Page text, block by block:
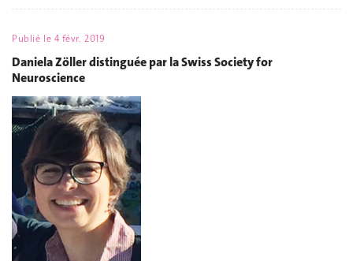
Publié le 4 févr. 2019
Daniela Zöller distinguée par la Swiss Society for
Neuroscience